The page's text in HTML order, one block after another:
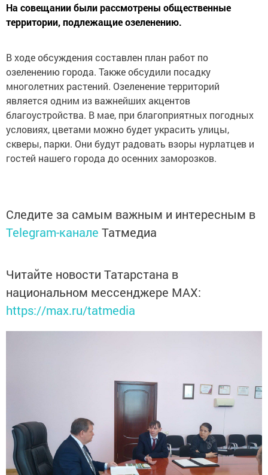
На совещании были рассмотрены общественные
территории, подлежащие озеленению.
В ходе обсуждения составлен план работ по
озеленению города. Также обсудили посадку
многолетних растений. Озеленение территорий
является одним из важнейших акцентов
благоустройства. В мае, при благоприятных погодных
условиях, цветами можно будет украсить улицы,
скверы, парки. Они будут радовать взоры нурлатцев и
гостей нашего города до осенних заморозков.
Следите за самым важным и интересным в
Telegram-канале Татмедиа
Читайте новости Татарстана в
национальном мессенджере MАХ:
https://max.ru/tatmedia